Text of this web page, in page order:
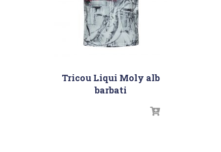
Tricou Liqui Moly alb
barbati